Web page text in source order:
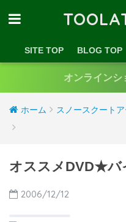
SITE TOP BLOG TOP
オンラインシ
ホーム スノースクート
オススメDVD★
2006/12/12